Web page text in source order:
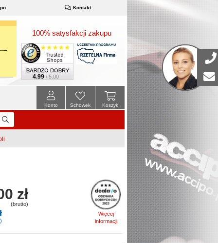
Kontakt
100% satysfakcji zakupu
4.99 / 5.00
Koszyk
Schowek
Konto
Więcej
informacji
zł
(brutto)